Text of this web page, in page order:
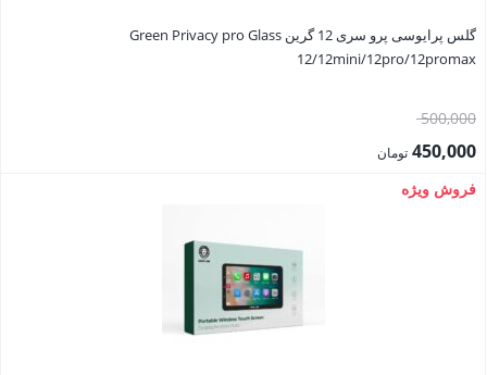
گلس پرایوسی پرو سری 12 گرین Green Privacy pro Glass
12/12mini/12pro/12promax
500,000قیمت
اصلی:450,000 تومان
قیمت
فروش ویژه